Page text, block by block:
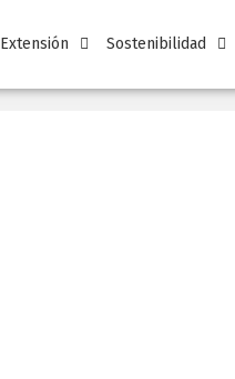
Extensión Sostenibilidad